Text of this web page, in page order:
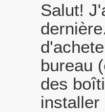
Salut!
bureau
des